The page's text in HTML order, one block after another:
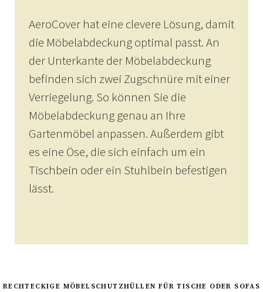
AeroCover hat eine clevere Lösung, damit
die Möbelabdeckung optimal passt. An
der Unterkante der Möbelabdeckung
befinden sich zwei Zugschnüre mit einer
Verriegelung. So können Sie die
Möbelabdeckung genau an Ihre
Gartenmöbel anpassen. Außerdem gibt
es eine Öse, die sich einfach um ein
Tischbein oder ein Stuhlbein befestigen
lässt.
RECHTECKIGE MÖBELSCHUTZHÜLLEN FÜR TISCHE ODER SOFAS